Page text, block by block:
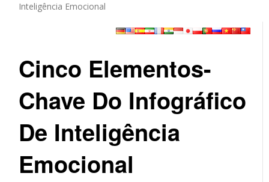
Inteligência Emocional
Cinco Elementos-
Chave Do Infográfico
De Inteligência
Emocional